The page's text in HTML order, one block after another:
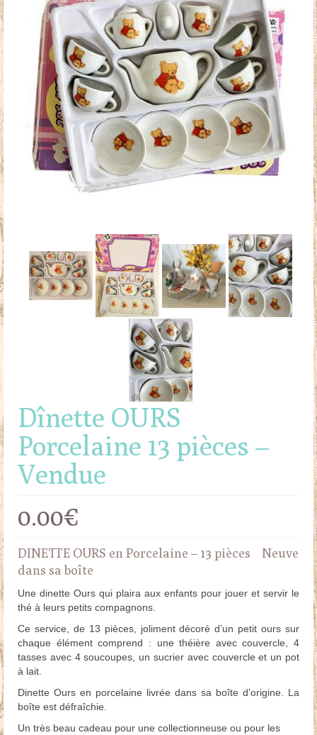
Doudous
Mobilier & Accessoires
Blog
Contact
Panier
Dînette OURS
Porcelaine 13 pièces –
Vendue
0.00€
DINETTE OURS en Porcelaine – 13 pièces Neuve
dans sa boîte
Une dinette Ours qui plaira aux enfants pour jouer et servir le
thé à leurs petits compagnons.
Ce service, de 13 pièces, joliment décoré d’un petit ours sur
chaque élément comprend : une théière avec couvercle, 4
tasses avec 4 soucoupes, un sucrier avec couvercle et un pot
à lait.
Dinette Ours en porcelaine livrée dans sa boîte d’origine. La
boîte est défraîchie.
Un très beau cadeau pour une collectionneuse ou pour les